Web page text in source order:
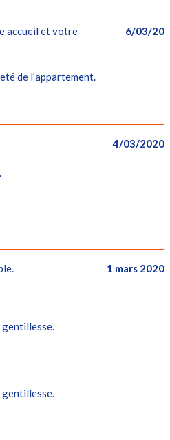
6/03/20
accueil et votre
de l'appartement.
4/03/2020
1 mars 2020